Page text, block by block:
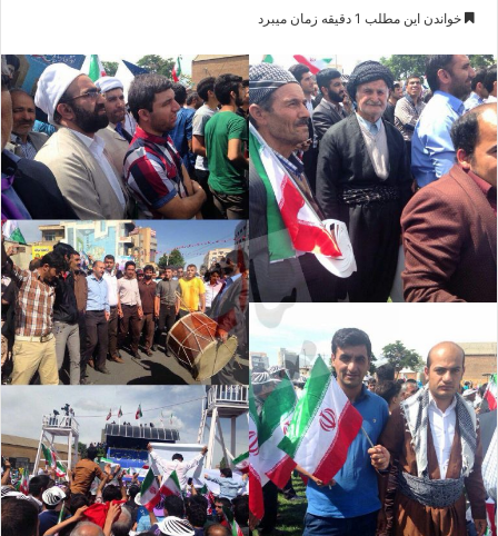
ر
ا
ل
ا
ی
م
ی
خواندن این مطلب 1 دقیقه زمان میبرد